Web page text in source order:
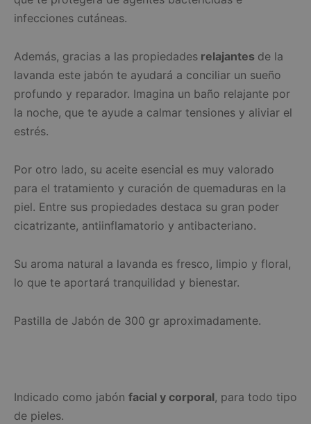
infecciones cutáneas.
Además, gracias a las propiedades relajantes de la
lavanda este jabón te ayudará a conciliar un sueño
profundo y reparador. Imagina un baño relajante por
la noche, que te ayude a calmar tensiones y aliviar el
estrés.
Por otro lado, su aceite esencial es muy valorado
para el tratamiento y curación de quemaduras en la
piel. Entre sus propiedades destaca su gran poder
cicatrizante, antiinflamatorio y antibacteriano.
Su aroma natural a lavanda es fresco, limpio y floral,
lo que te aportará tranquilidad y bienestar.
Pastilla de Jabón de 300 gr aproximadamente.
Indicado como jabón facial y corporal, para todo tipo
de pieles.